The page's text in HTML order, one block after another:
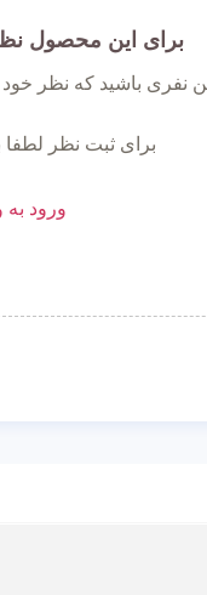
برای این محصول
نفری باشید که نظر
برای ثبت نظر
ورود